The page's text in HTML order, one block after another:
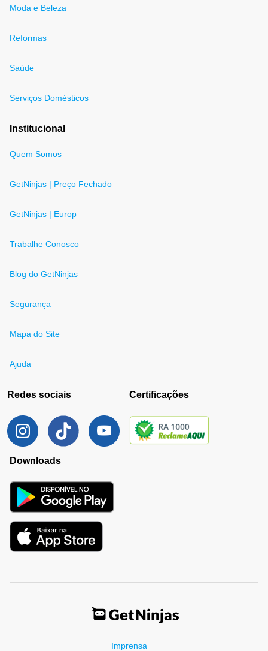
Moda e Beleza
Reformas
Saúde
Serviços Domésticos
Institucional
Quem Somos
GetNinjas | Preço Fechado
GetNinjas | Europ
Trabalhe Conosco
Blog do GetNinjas
Segurança
Mapa do Site
Ajuda
Redes sociais Certificações
Downloads
Imprensa